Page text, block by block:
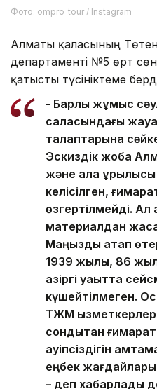
Фото: ompro_tour / Instagram
Алматы қаласының
департаменті №5 өрт
қатысты түсініктеме
- Барлық жұмыс
саласындағы
талаптарына
Эскиздік жоба
және қала
келісілген,
өзгертілмейді. Ал
материалдан
Маңызды атап
1939 жылы, 86
қазіргі уақытта
күшейтілмеген.
ТЖМ
сондықтан
қауіпсіздігін
еңбек
– деп хабарлады